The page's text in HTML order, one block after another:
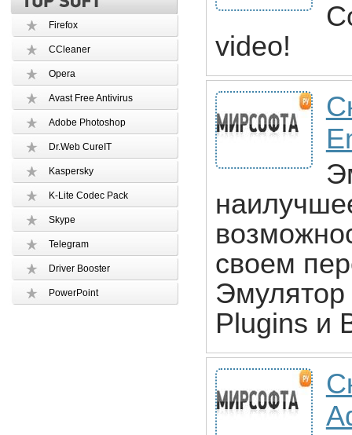
Firefox
CCleaner
Opera
Avast Free Antivirus
Adobe Photoshop
Dr.Web CureIT
Kaspersky
K-Lite Codec Pack
Skype
Telegram
Driver Booster
PowerPoint
video!
своем
Эмулятор
Plugins и